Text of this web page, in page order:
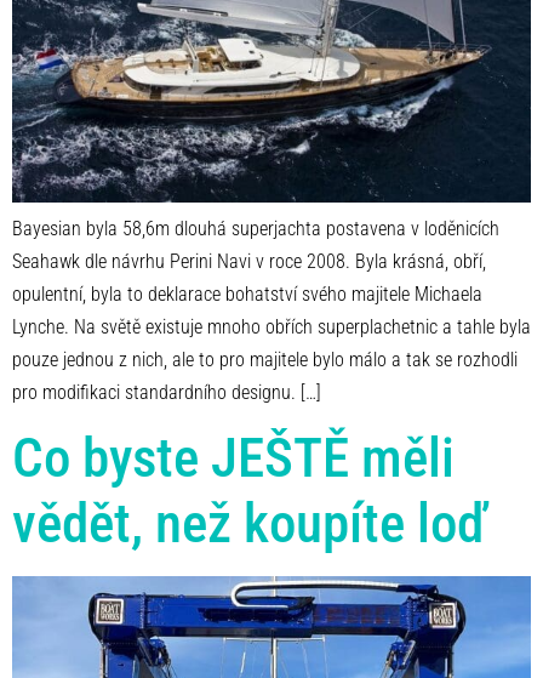
Bayesian byla 58,6m dlouhá superjachta postavena v loděnicích
Seahawk dle návrhu Perini Navi v roce 2008. Byla krásná, obří,
opulentní, byla to deklarace bohatství svého majitele Michaela
Lynche. Na světě existuje mnoho obřích superplachetnic a tahle byla
pouze jednou z nich, ale to pro majitele bylo málo a tak se rozhodli
pro modifikaci standardního designu. […]
Co byste JEŠTĚ měli
vědět, než koupíte loď